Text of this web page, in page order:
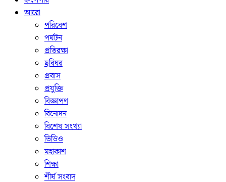
আরো
পরিবেশ
পর্যটন
প্রতিরক্ষা
ছবিঘর
প্রবাস
প্রযুক্তি
বিজ্ঞাপণ
বিনোদন
বিশেষ সংখ্যা
ভিডিও
মহাকাশ
শিক্ষা
শীর্ষ সংবাদ